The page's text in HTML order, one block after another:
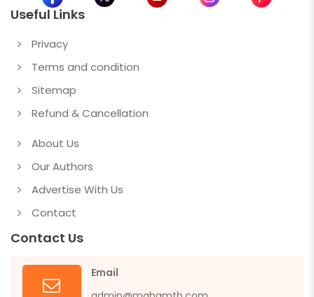
Useful Links
Privacy
Terms and condition
Sitemap
Refund & Cancellation
About Us
Our Authors
Advertise With Us
Contact
Contact Us
Email